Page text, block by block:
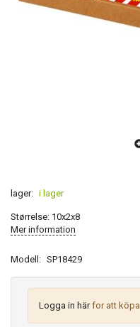
lager: i lager
Størrelse: 10x2x8
Mer information
Modell: SP18429
Logga in härfor att köpa